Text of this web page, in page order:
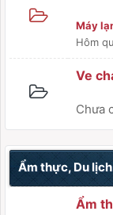
Máy
Hôm
Ve
Chưa
Ẩm thực, Du lịch
Ẩm